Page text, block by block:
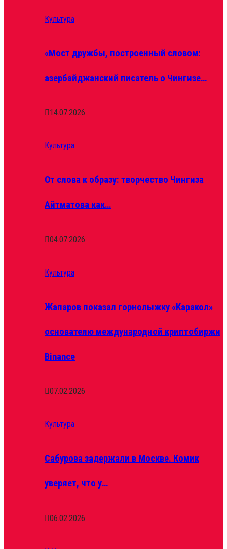
Культура
«Мост дружбы, построенный словом:
азербайджанский писатель о Чингизе…
14.07.2026
Культура
От слова к образу: творчество Чингиза
Айтматова как…
04.07.2026
Культура
Жапаров показал горнолыжку «Каракол»
основателю международной криптобиржи
Binance
07.02.2026
Культура
Сабурова задержали в Москве. Комик
уверяет, что у…
06.02.2026